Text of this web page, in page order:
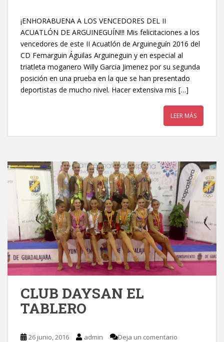
¡ENHORABUENA A LOS VENCEDORES DEL II
ACUATLÓN DE ARGUINEGUÍN!!! Mis felicitaciones a los
vencedores de este II Acuatlón de Arguineguín 2016 del
CD Femarguin Águilas Arguineguin y en especial al
triatleta moganero Willy Garcia Jimenez por su segunda
posición en una prueba en la que se han presentado
deportistas de mucho nivel. Hacer extensiva mis […]
LEER MÁS
CLUB DAYSAN EL
TABLERO
26 junio, 2016 admin Deja un comentario